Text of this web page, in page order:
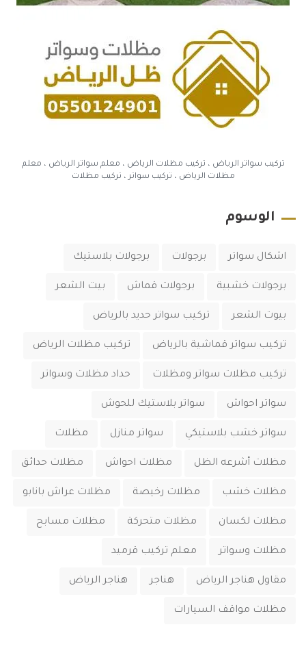
تركيب سواتر الرياض ، تركيب مظلات الرياض ، معلم سواتر الرياض ، معلم
مظلات الرياض ، تركيب سواتر ، تركيب مظلات
الوسوم
اشكال سواتر برجولات برجولات بلاستيك
برجولات خشبية برجولات قماش بيت الشعر
بيوت الشعر تركيب سواتر حديد بالرياض
تركيب سواتر قماشية بالرياض تركيب مظلات الرياض
تركيب مظلات سواتر ومظلات حداد مظلات وسواتر
سواتر احواش سواتر بلاستيك للحوش
سواتر خشب بلاستيكي سواتر منازل مظلات
مظلات أشرعه الظل مظلات احواش مظلات حدائق
مظلات خشب مظلات رخيصة مظلات عراش بانابو
مظلات لكسان مظلات متحركة مظلات مسابح
مظلات وسواتر معلم تركيب قرميد
مقاول هناجر الرياض هناجر هناجر الرياض
‏مظلات مواقف السيارات